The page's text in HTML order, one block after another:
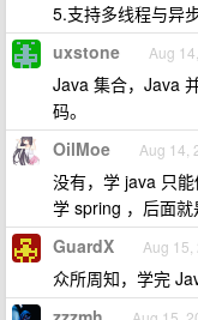
5.支持多线程与异
uxstone Aug
Java 集合，Java
码。
OilMoe Aug 14,
没有，学 java 只
学 spring ，后面就
GuardX Aug 15,
众所周知，学完